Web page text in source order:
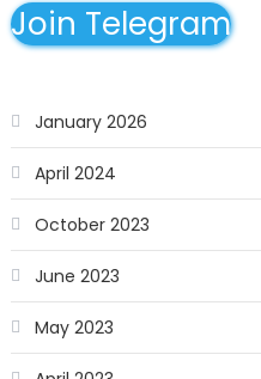
Join Telegram
January 2026
April 2024
October 2023
June 2023
May 2023